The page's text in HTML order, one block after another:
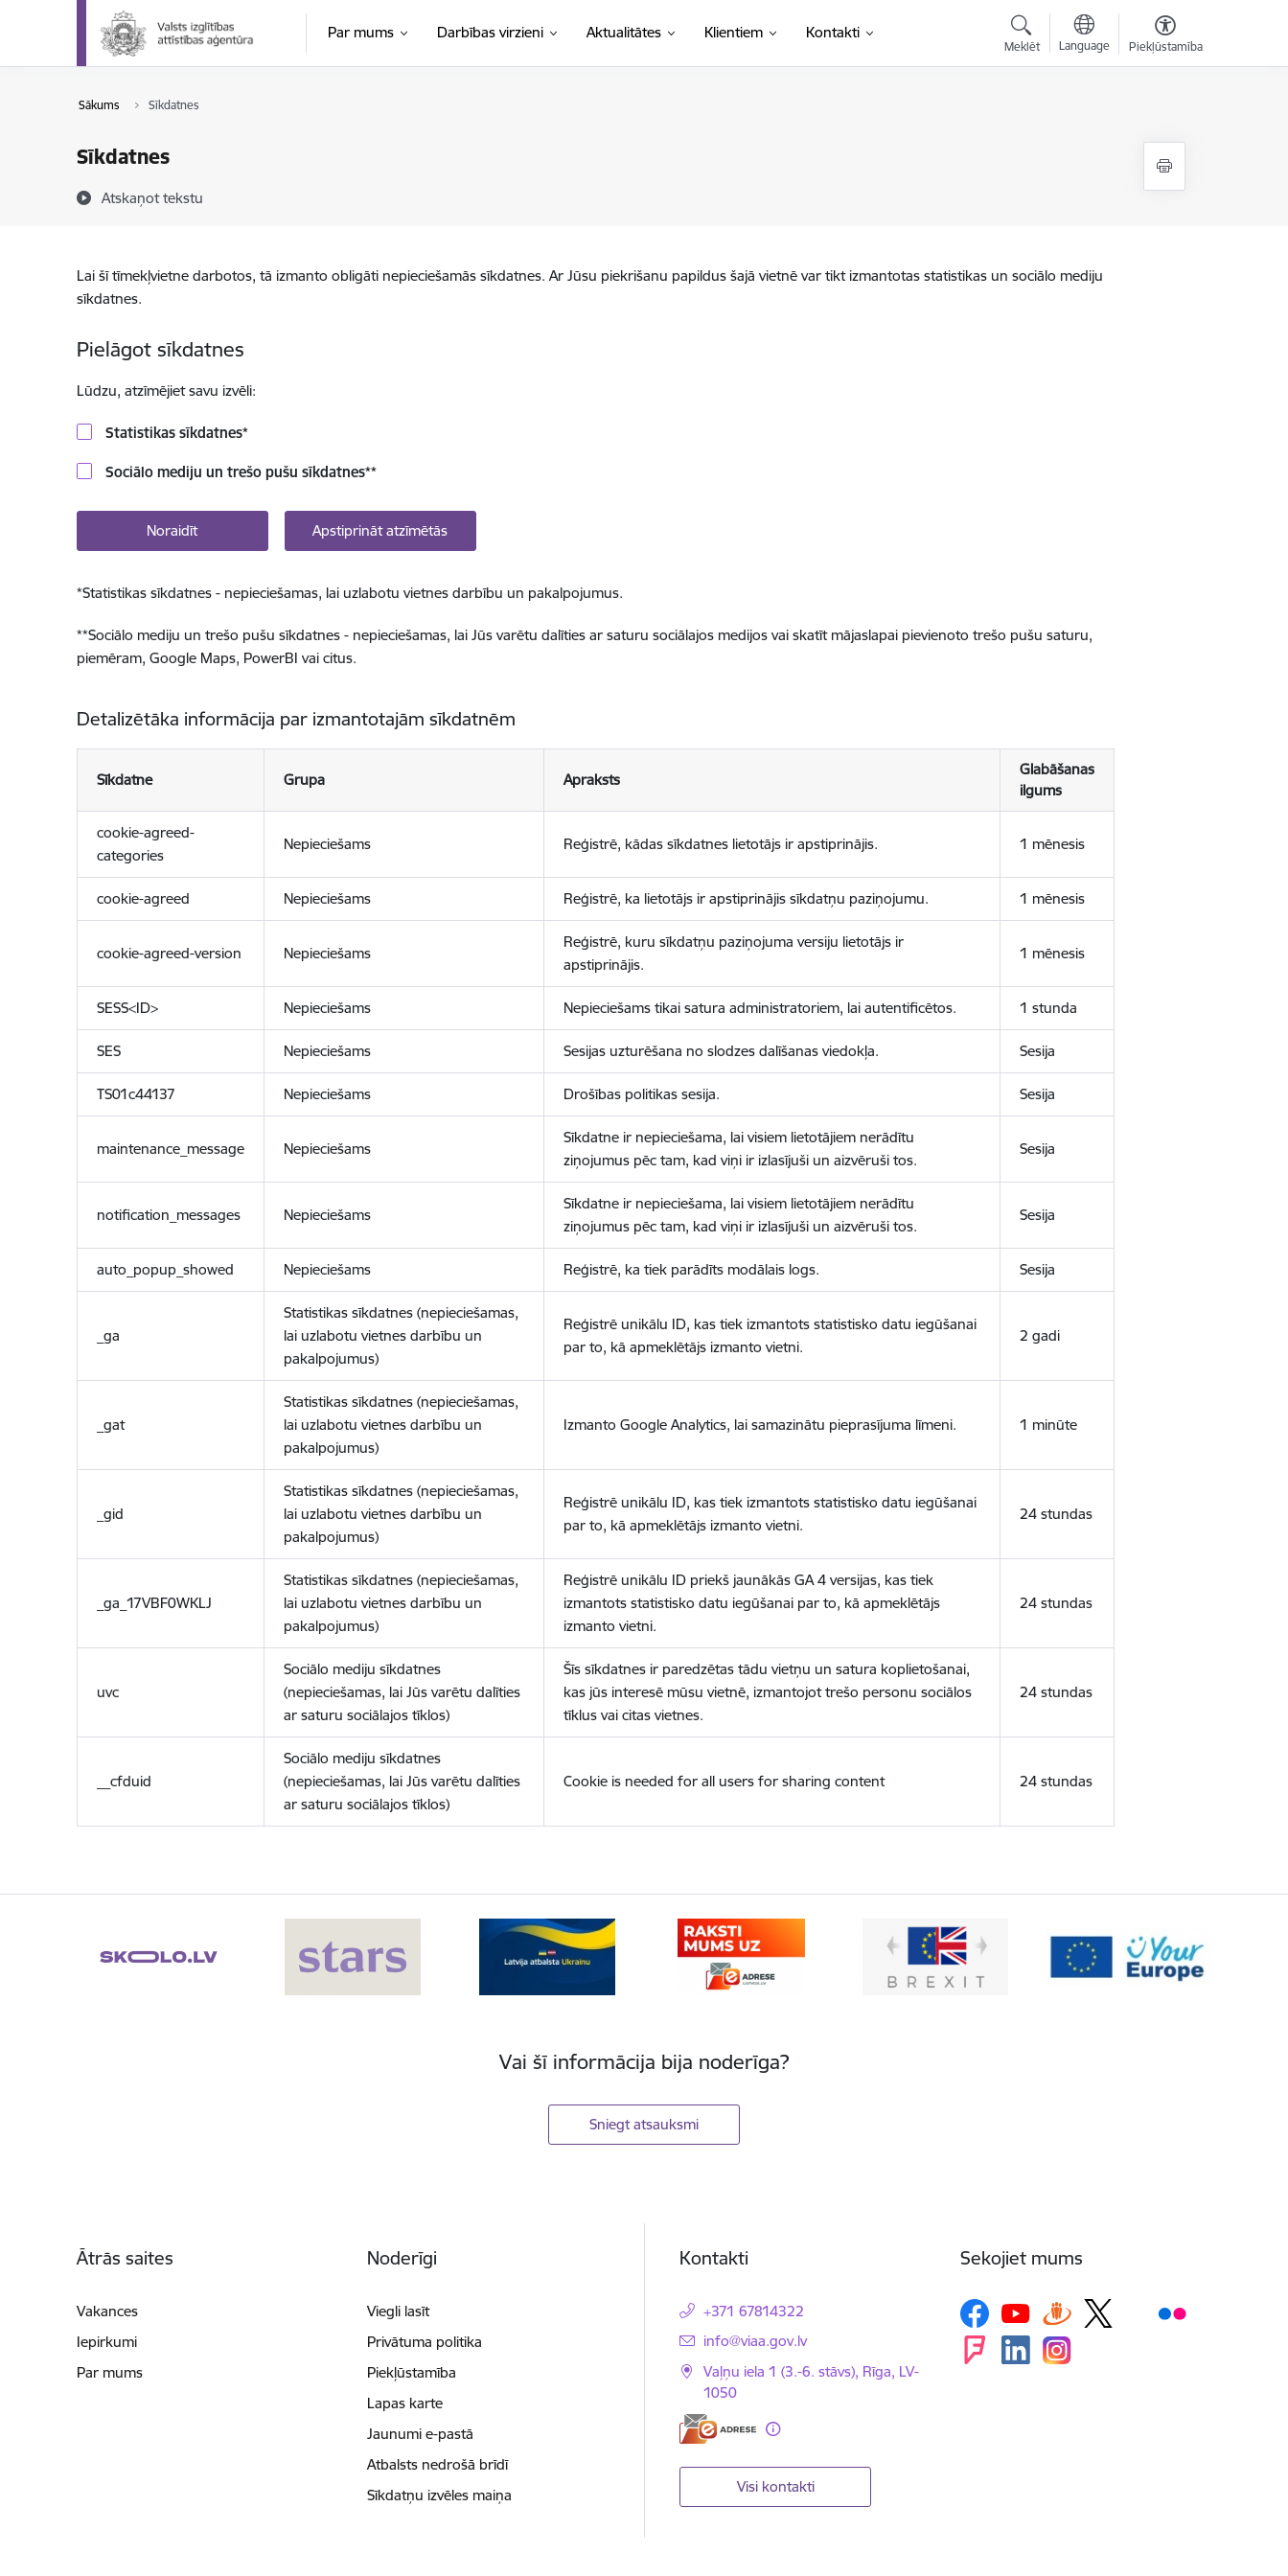
Pāriet uz lapas saturu
Par mums Darbības virzieni Aktualitātes Klientiem Kontakti
Meklēt Language Piekļūstamība
Sākums Sīkdatnes
Sīkdatnes
Atskaņot tekstu
Lai šī tīmekļvietne darbotos, tā izmanto obligāti nepieciešamās sīkdatnes. Ar Jūsu piekrišanu papildus šajā vietnē var tikt izmantotas statistikas un sociālo mediju
sīkdatnes.
Pielāgot sīkdatnes
Lūdzu, atzīmējiet savu izvēli:
Statistikas sīkdatnes*
Sociālo mediju un trešo pušu sīkdatnes**
Noraidīt Apstiprināt atzīmētās
*Statistikas sīkdatnes - nepieciešamas, lai uzlabotu vietnes darbību un pakalpojumus.
**Sociālo mediju un trešo pušu sīkdatnes - nepieciešamas, lai Jūs varētu dalīties ar saturu sociālajos medijos vai skatīt mājaslapai pievienoto trešo pušu saturu,
piemēram, Google Maps, PowerBI vai citus.
Detalizētāka informācija par izmantotajām sīkdatnēm
Sīkdatne Grupa Apraksts
Glabāšanas
ilgums
cookie-agreed-
categories
Nepieciešams Reģistrē, kādas sīkdatnes lietotājs ir apstiprinājis. 1 mēnesis
cookie-agreed Nepieciešams Reģistrē, ka lietotājs ir apstiprinājis sīkdatņu paziņojumu. 1 mēnesis
cookie-agreed-version Nepieciešams
Reģistrē, kuru sīkdatņu paziņojuma versiju lietotājs ir
apstiprinājis.
1 mēnesis
SESS<ID> Nepieciešams Nepieciešams tikai satura administratoriem, lai autentificētos. 1 stunda
SES Nepieciešams Sesijas uzturēšana no slodzes dalīšanas viedokļa. Sesija
TS01c44137 Nepieciešams Drošības politikas sesija. Sesija
maintenance_message Nepieciešams
Sīkdatne ir nepieciešama, lai visiem lietotājiem nerādītu
ziņojumus pēc tam, kad viņi ir izlasījuši un aizvēruši tos.
Sesija
notification_messages Nepieciešams
Sīkdatne ir nepieciešama, lai visiem lietotājiem nerādītu
ziņojumus pēc tam, kad viņi ir izlasījuši un aizvēruši tos.
Sesija
auto_popup_showed Nepieciešams Reģistrē, ka tiek parādīts modālais logs. Sesija
_ga
Statistikas sīkdatnes (nepieciešamas,
lai uzlabotu vietnes darbību un
pakalpojumus)
Reģistrē unikālu ID, kas tiek izmantots statistisko datu iegūšanai
par to, kā apmeklētājs izmanto vietni.
2 gadi
_gat
Statistikas sīkdatnes (nepieciešamas,
lai uzlabotu vietnes darbību un
pakalpojumus)
Izmanto Google Analytics, lai samazinātu pieprasījuma līmeni. 1 minūte
_gid
Statistikas sīkdatnes (nepieciešamas,
lai uzlabotu vietnes darbību un
pakalpojumus)
Reģistrē unikālu ID, kas tiek izmantots statistisko datu iegūšanai
par to, kā apmeklētājs izmanto vietni.
24 stundas
_ga_17VBF0WKLJ
Statistikas sīkdatnes (nepieciešamas,
lai uzlabotu vietnes darbību un
pakalpojumus)
Reģistrē unikālu ID priekš jaunākās GA 4 versijas, kas tiek
izmantots statistisko datu iegūšanai par to, kā apmeklētājs
izmanto vietni.
24 stundas
uvc
Sociālo mediju sīkdatnes
(nepieciešamas, lai Jūs varētu dalīties
ar saturu sociālajos tīklos)
Šīs sīkdatnes ir paredzētas tādu vietņu un satura koplietošanai,
kas jūs interesē mūsu vietnē, izmantojot trešo personu sociālos
tīklus vai citas vietnes.
24 stundas
__cfduid
Sociālo mediju sīkdatnes
(nepieciešamas, lai Jūs varētu dalīties
ar saturu sociālajos tīklos)
Cookie is needed for all users for sharing content 24 stundas
Vai šī informācija bija noderīga?
Sniegt atsauksmi
Ātrās saites
Vakances
Iepirkumi
Par mums
Noderīgi
Viegli lasīt
Privātuma politika
Piekļūstamība
Lapas karte
Jaunumi e-pastā
Atbalsts nedrošā brīdī
Sīkdatņu izvēles maiņa
Kontakti
+371 67814322
E-pasts:
info@viaa.gov.lv
Vaļņu iela 1 (3.-6. stāvs), Rīga, LV-
1050
Visi kontakti
Sekojiet mums